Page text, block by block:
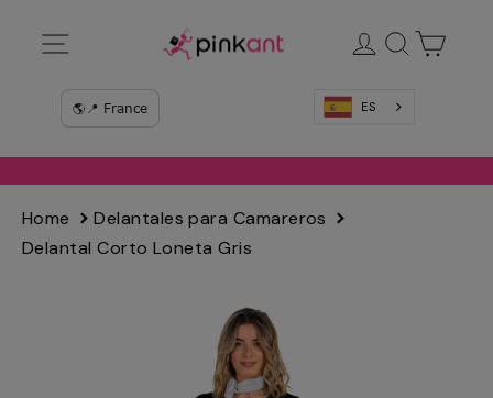
directamente
Ingresar
Buscar
ES
Home
Delantales para Camareros
Delantal Corto Loneta Gris